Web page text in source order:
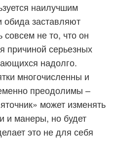
наилучшим
обида заставляют
совсем не то, что он
причиной серьезных
надолго.
многочисленны и
преодолимы –
может изменять
и манеры, но будет
это не для себя